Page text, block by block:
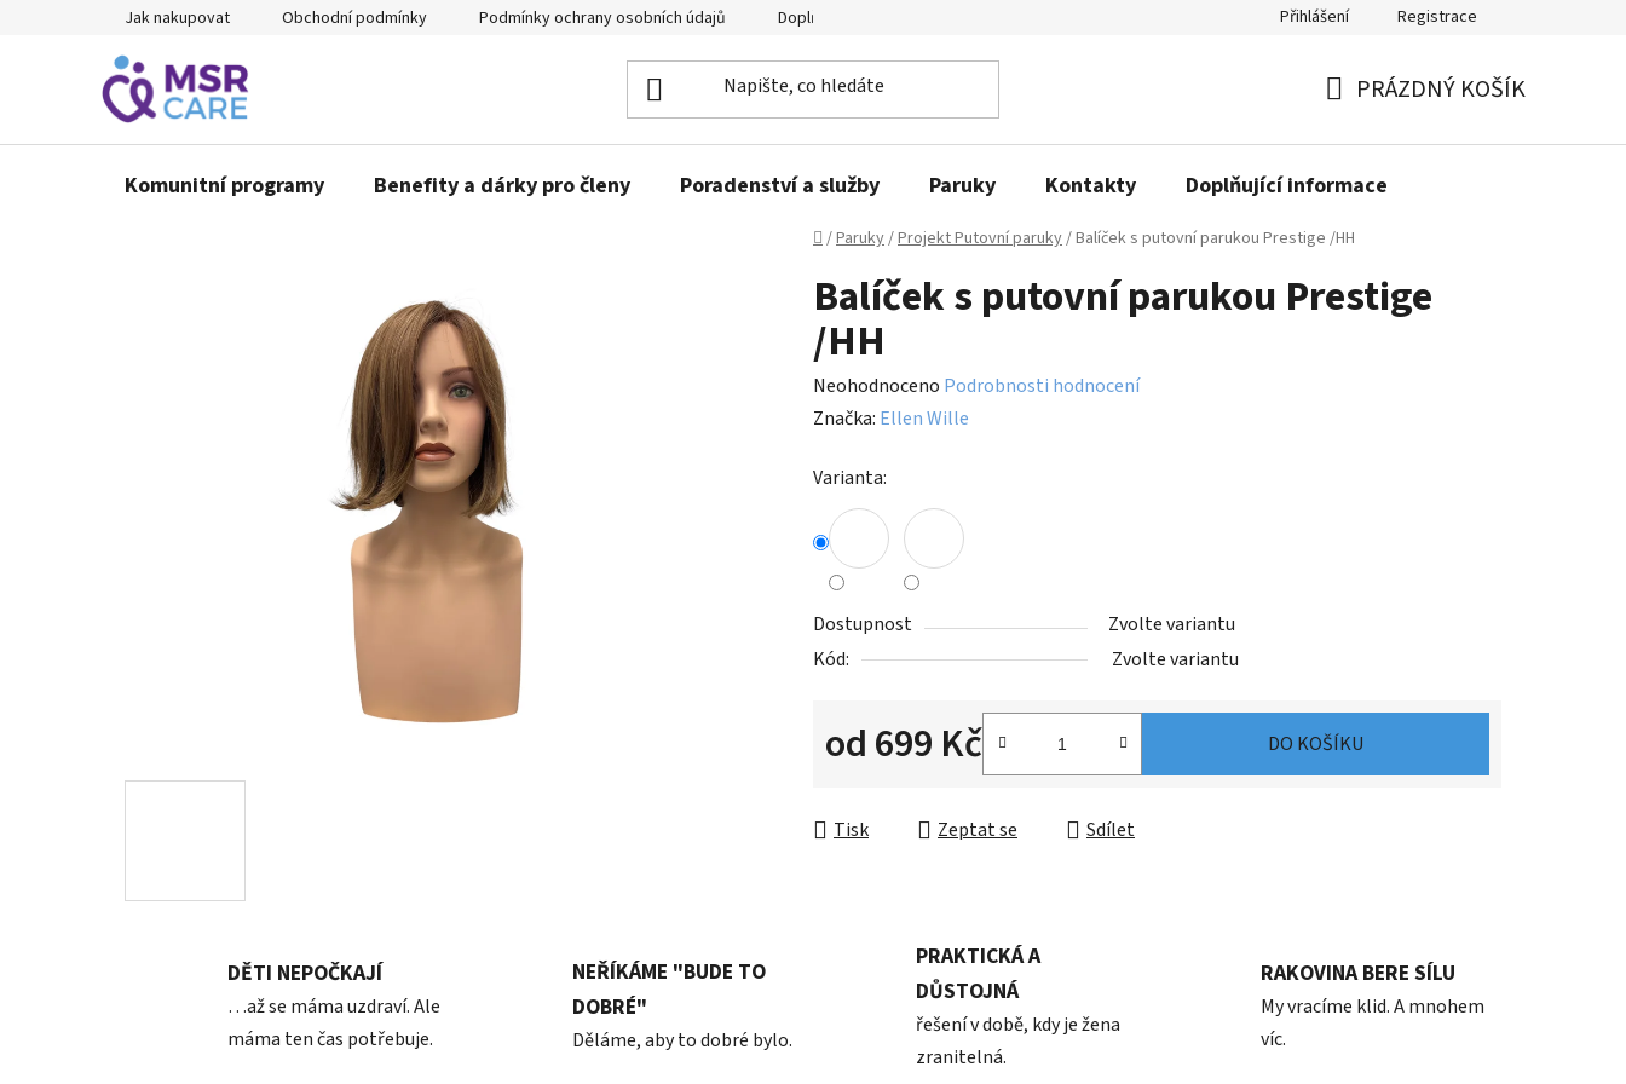
Jak nakupovat Obchodní podmínky Podmínky ochrany osobních údajů Doplňující informace Přihlášení Registrace
KOŠÍK
PRÁZDNÝ KOŠÍK
Komunitní programy Benefity a dárky pro členy Poradenství a služby Paruky Kontakty Doplňující informace
Domů
/Paruky/Projekt Putovní paruky/Balíček s putovní parukou Prestige /HH
Balíček s putovní parukou Prestige
/HH
Průměrné
hodnocení
je
0,0
z
hvězdiček.
Neohodnoceno Podrobnosti hodnocení
Značka: Ellen Wille
Varianta:
Dostupnost
Zvolte variantu
Kód:
Zvolte variantu
od699 Kč DO KOŠÍKU
Tisk Zeptat se Sdílet
DĚTI NEPOČKAJÍ
…až se máma uzdraví. Ale
máma ten čas potřebuje.
NEŘÍKÁME "BUDE TO
DOBRÉ"
Děláme, aby to dobré bylo.
PRAKTICKÁ A
DŮSTOJNÁ
řešení v době, kdy je žena
zranitelná.
RAKOVINA BERE SÍLU
My vracíme klid. A mnohem
víc.